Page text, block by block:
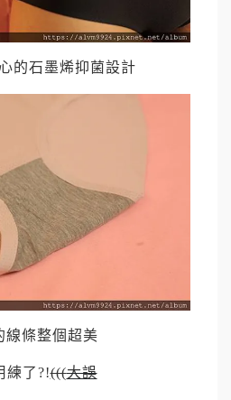
的石墨烯抑菌設計
線條整個超美
練了?!(((大誤